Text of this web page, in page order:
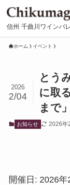
信州 千曲川ワインバ
ホーム イベント
とう
に取
まで
2026
2/04
お知らせ 2026年
開催日: 2026年